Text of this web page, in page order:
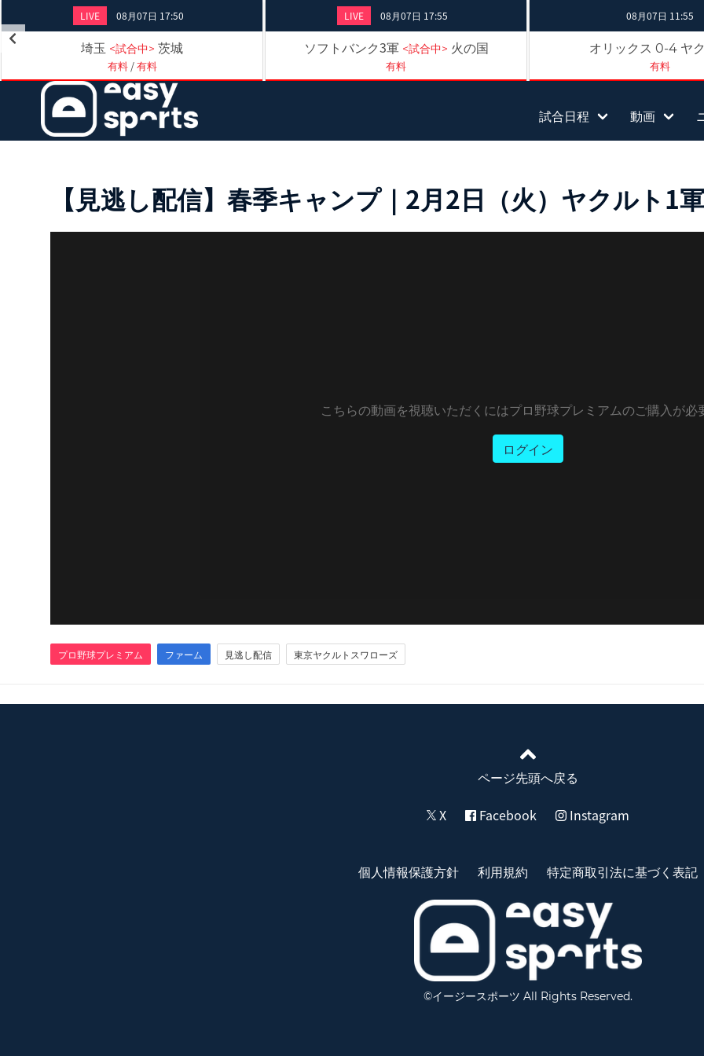
LIVE 08月07日 17:50
埼玉 <試合中> 茨城
有料/有料
LIVE 08月07日 17:55
ソフトバンク3軍 <試合中> 火の国
有料
08月07日 11:55
オリックス 0-4 ヤ
有料
試合日程 動画
【見逃し配信】春季キャンプ｜2月2日（火）ヤクルト1
こちらの動画を視聴いただくにはプロ野球プレミアムのご購入が必
ログイン
プロ野球プレミアム ファーム 見逃し配信 東京ヤクルトスワローズ
ページ先頭へ戻る
X
Facebook Instagram
個人情報保護方針 利用規約 特定商取引法に基づく表記
©イージースポーツ All Rights Reserved.